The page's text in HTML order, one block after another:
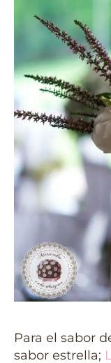
Para el sabor
sabor estrella;